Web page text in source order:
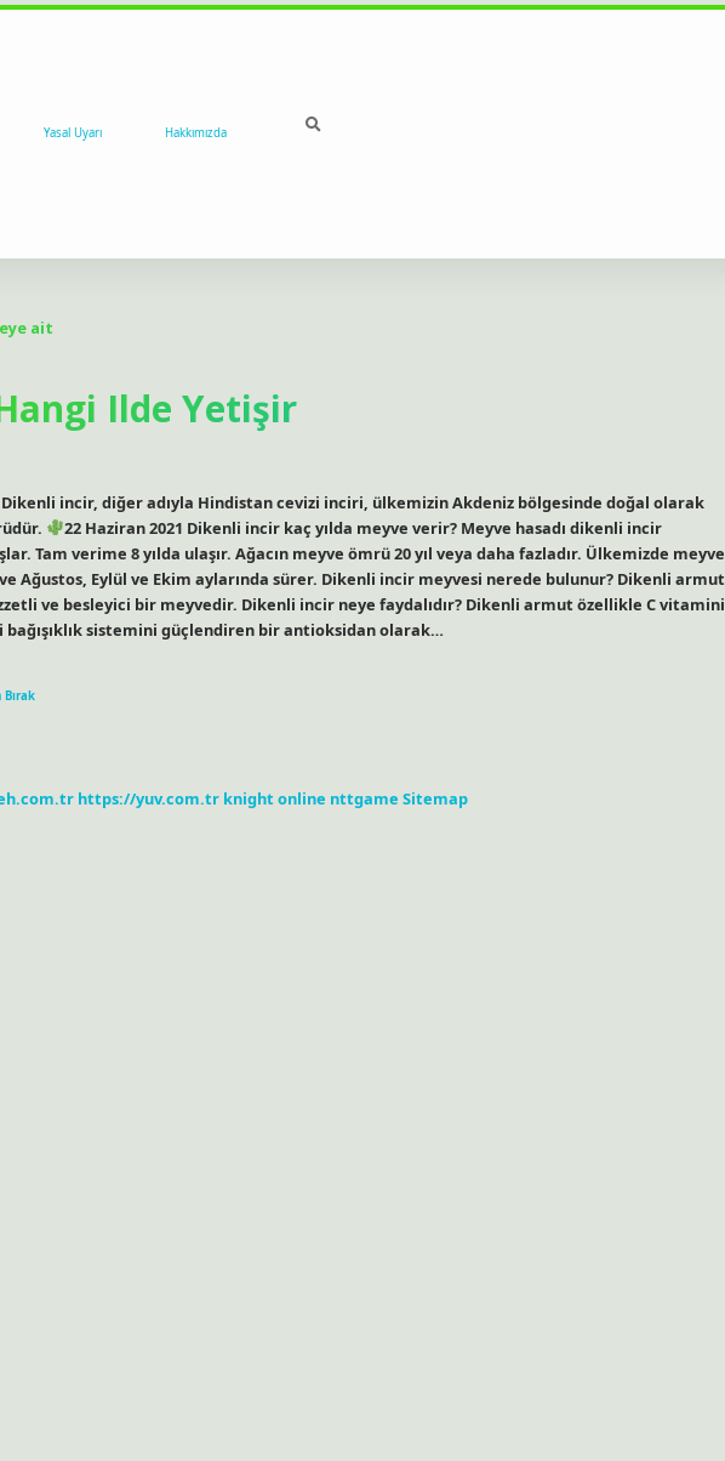
Yasal Uyarı Hakkımızda
ait
Ilde Yetişir
incir, diğer adıyla Hindistan cevizi inciri, ülkemizin Akdeniz bölgesinde doğal olarak
22 Haziran 2021 Dikenli incir kaç yılda meyve verir? Meyve hasadı dikenli incir
Tam verime 8 yılda ulaşır. Ağacın meyve ömrü 20 yıl veya daha fazladır. Ülkemizde meyve
ve Ağustos, Eylül ve Ekim aylarında sürer. Dikenli incir meyvesi nerede bulunur? Dikenli armut,
ve besleyici bir meyvedir. Dikenli incir neye faydalıdır? Dikenli armut özellikle C vitamini
bağışıklık sistemini güçlendiren bir antioksidan olarak…
Bırak
https://yuv.com.tr knight online nttgame Sitemap